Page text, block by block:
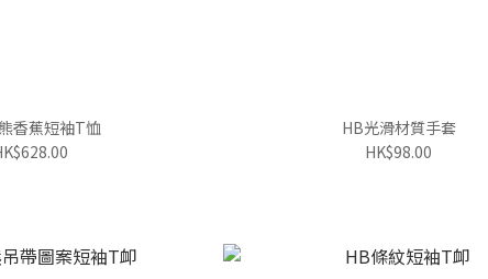
香蕉短袖T恤
HB光滑材質手套
HK$98.00